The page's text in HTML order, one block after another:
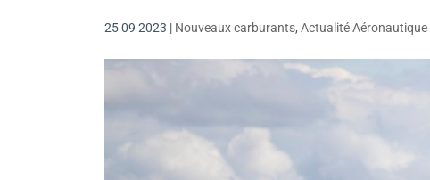
25 09 2023 | Nouveaux carburants, Actualité Aéronautique